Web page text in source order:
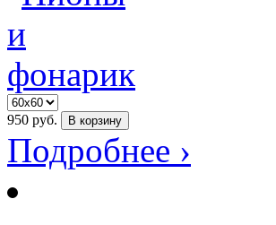
950 руб. В корзину
Подробнее ›